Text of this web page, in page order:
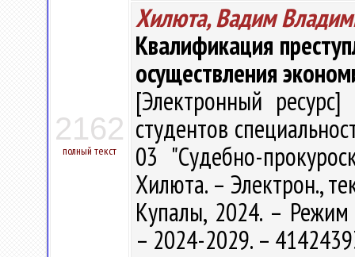
2162
полный текст
Хилюта, Вадим
Квалификация
осуществления
[Электронный
студентов
03 "Судебно-
Хилюта. – Электрон.,
Купалы, 2024. –
– 2024-2029. –